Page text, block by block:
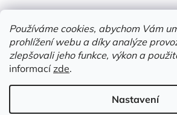
Používáme cookies, abychom Vám
prohlížení webu a díky analýze
zlepšovali jeho funkce, výkon a
informacízde.
Nastavení
Vytvořil